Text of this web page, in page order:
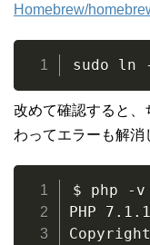
Homebrew/
sudo
改めて確認すると
わってエラーも解消
$ php -v
PHP